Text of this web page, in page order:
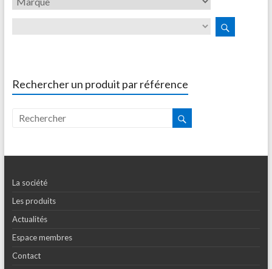
Rechercher un produit par référence
La société
Les produits
Actualités
Espace membres
Contact